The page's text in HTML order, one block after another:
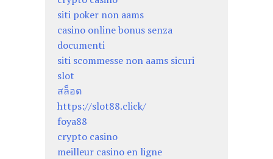
siti poker non aams
casino online bonus senza
documenti
siti scommesse non aams sicuri
slot
สล็อต
https://slot88.click/
foya88
crypto casino
meilleur casino en ligne